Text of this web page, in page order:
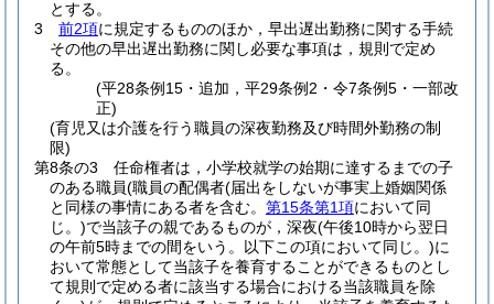
とする。
3
前2項に規定するもののほか，早出遅出勤務に関する手続
その他の早出遅出勤務に関し必要な事項は，規則で定め
る。
(平28条例15・追加，平29条例2・令7条例5・一部改
正)
(育児又は介護を行う職員の深夜勤務及び時間外勤務の制
限)
第8条の3
任命権者は，小学校就学の始期に達するまでの子
のある職員(職員の配偶者(届出をしないが事実上婚姻関係
と同様の事情にある者を含む。 第15条第1項において同
じ。)で当該子の親であるものが，深夜(午後10時から翌日
の午前5時までの間をいう。以下この項において同じ。)に
おいて常態として当該子を養育することができるものとし
て規則で定める者に該当する場合における当該職員を除